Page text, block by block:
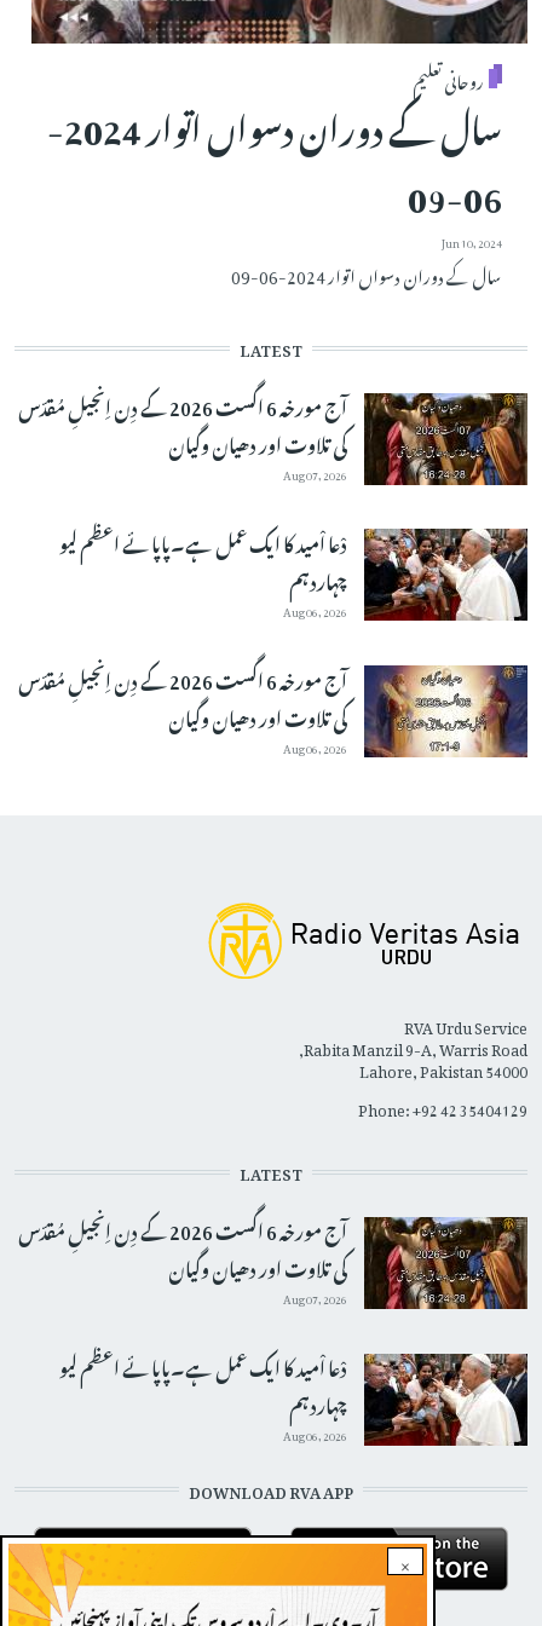
روحانی تعلیم
سال کے دوران دسواں اتوار 2024-
06-09
Jun 10, 2024
سال کے دوران دسواں اتوار 2024-06-09
LATEST
آج مورخہ 6 اگست 2026 کے دِن اِنجیلِ مُقدّس
کی تلاوت اور دھیان وگیان
Aug 07, 2026
دْعا اْمید کا ایک عمل ہے۔پاپائے اعظم لیو
چہاردہم
Aug 06, 2026
آج مورخہ 6 اگست 2026 کے دِن اِنجیلِ مُقدّس
کی تلاوت اور دھیان وگیان
Aug 06, 2026
×
RVA Urdu Service
Rabita Manzil 9-A, Warris Road,
Lahore, Pakistan 54000
Phone: +92 42 35404129
LATEST
آج مورخہ 6 اگست 2026 کے دِن اِنجیلِ مُقدّس
کی تلاوت اور دھیان وگیان
Aug 07, 2026
دْعا اْمید کا ایک عمل ہے۔پاپائے اعظم لیو
چہاردہم
Aug 06, 2026
DOWNLOAD RVA APP